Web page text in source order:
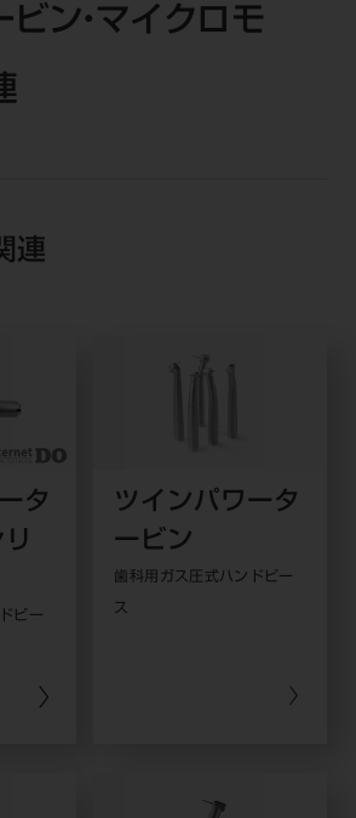
ン・マイクロモ
連
タ
ピー
ツインパワータ
ービン
歯科用ガス圧式ハンドピー
ス